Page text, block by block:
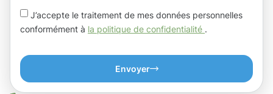
J’accepte le traitement de mes données personnelles
conformément à la politique de confidentialité .
Envoyer